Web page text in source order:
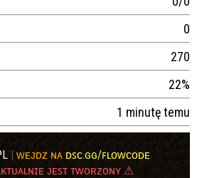
0
270
22%
1 minutę temu
| ᴡᴇᴊᴅᴢ ɴᴀ ᴅꜱᴄ.ɢɢ/ꜰʟᴏᴡᴄᴏᴅᴇ
ᴊᴇꜱᴛ ᴛᴡᴏʀᴢᴏɴʏ ⚠